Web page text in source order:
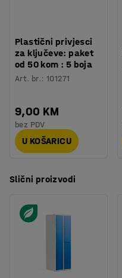
Plastični privjesci
za ključeve: paket
od 50 kom : 5 boja
Art. br.:101271
9,00 KM
bez PDV
U KOŠARICU
Slični proizvodi